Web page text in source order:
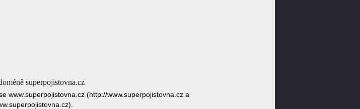
superpojistovna.cz
www.superpojistovna.cz (http://www.superpojistovna.cz a